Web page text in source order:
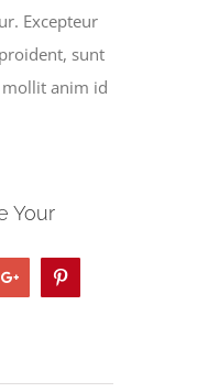
Excepteur
sunt
anim id
Your
Google+